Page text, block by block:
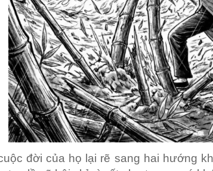
đời của họ lại rẽ sang hai hướng